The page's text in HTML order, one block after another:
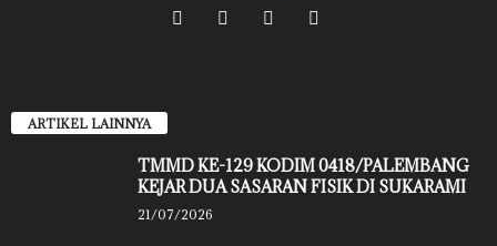
ARTIKEL LAINNYA
TMMD KE-129 KODIM 0418/PALEMBANG
KEJAR DUA SASARAN FISIK DI SUKARAMI
21/07/2026